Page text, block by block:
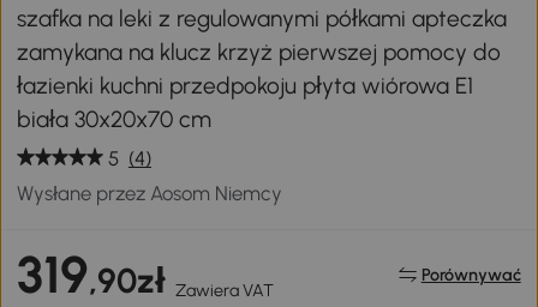
szafka na leki z regulowanymi półkami apteczka
zamykana na klucz krzyż pierwszej pomocy do
łazienki kuchni przedpokoju płyta wiórowa E1
biała 30x20x70 cm
5 (4)
Wysłane przez Aosom Niemcy
319,90zł Zawiera VAT
Porównywać